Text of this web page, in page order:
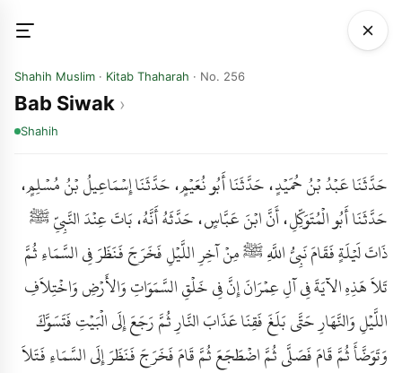
Shahih Muslim · Kitab Thaharah · No. 256
Bab Siwak
Shahih
حَدَّثَنَا عَبْدُ بْنُ حُمَيْدٍ، حَدَّثَنَا أَبُو نُعَيْمٍ، حَدَّثَنَا إِسْمَاعِيلُ بْنُ مُسْلِمٍ،
حَدَّثَنَا أَبُو الْمُتَوَكِّلِ، أَنَّ ابْنَ عَبَّاسٍ، حَدَّثَهُ أَنَّهُ، بَاتَ عِنْدَ النَّبِيِّ ﷺ
ذَاتَ لَيْلَةٍ فَقَامَ نَبِيُّ اللَّهِ ﷺ مِنْ آخِرِ اللَّيْلِ فَخَرَجَ فَنَظَرَ فِي السَّمَاءِ ثُمَّ
تَلاَ هَذِهِ الآيَةَ فِي آلِ عِمْرَانَ إِنَّ فِي خَلْقِ السَّمَوَاتِ وَالأَرْضِ وَاخْتِلاَفِ
اللَّيْلِ وَالنَّهَارِ حَتَّى بَلَغَ فَقِنَا عَذَابَ النَّارِ ثُمَّ رَجَعَ إِلَى الْبَيْتِ فَتَسَوَّكَ
وَتَوَضَّأَ ثُمَّ قَامَ فَصَلَّى ثُمَّ اضْطَجَعَ ثُمَّ قَامَ فَخَرَجَ فَنَظَرَ إِلَى السَّمَاءِ فَتَلاَ